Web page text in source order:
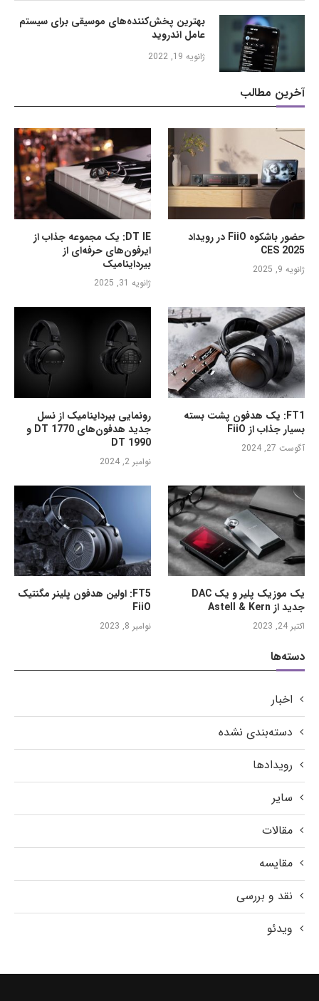
بهترین پخش‌کننده‌های موسیقی برای سیستم
عامل اندروید
ژانویه 19, 2022
آخرین مطالب
DT IE: یک مجموعه جذاب از
ایرفون‌های حرفه‌ای از
بیرداینامیک
ژانویه 31, 2025
حضور باشکوه FiiO در رویداد
CES 2025
ژانویه 9, 2025
رونمایی بیرداینامیک از نسل
جدید هدفون‌های DT 1770 و
DT 1990
نوامبر 2, 2024
FT1: یک هدفون پشت بسته
بسیار جذاب از FiiO
آگوست 27, 2024
FT5: اولین هدفون پلینر مگنتیک
FiiO
نوامبر 8, 2023
یک موزیک پلیر و یک DAC
جدید از Astell & Kern
اکتبر 24, 2023
دسته‌ها
اخبار
دسته‌بندی نشده
رویدادها
سایر
مقالات
مقایسه
نقد و بررسی
ویدئو